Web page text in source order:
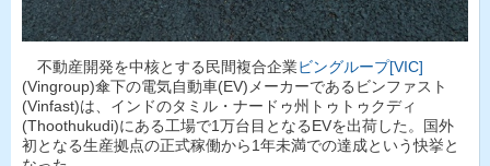
不動産開発を中核とする民間複合企業ビングループ[VIC]
(Vingroup)傘下の電気自動車(EV)メーカーであるビンファスト
(Vinfast)は、インドのタミル・ナードゥ州トゥトゥクディ
(Thoothukudi)にある工場で1万台目となるEVを出荷した。国外
初となる生産拠点の正式稼働から1年未満での達成という快挙と